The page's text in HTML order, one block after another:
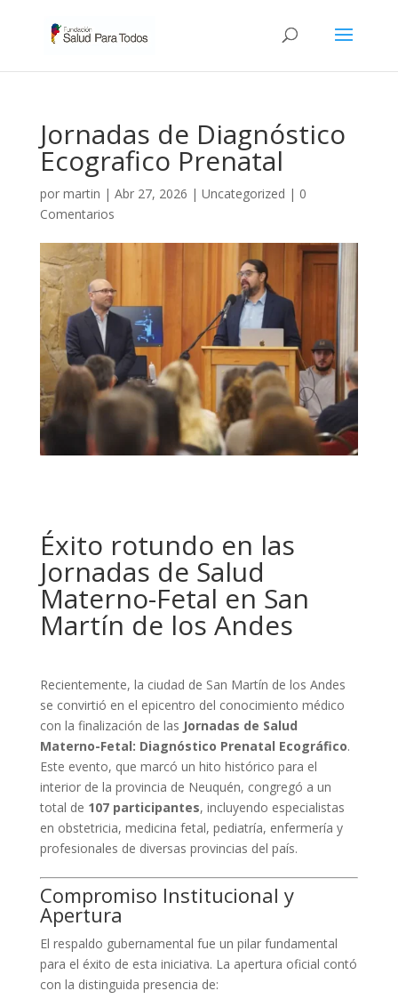
Jornadas de Diagnóstico
Ecografico Prenatal
por martin | Abr 27, 2026 | Uncategorized | 0
Comentarios
Éxito rotundo en las
Jornadas de Salud
Materno-Fetal en San
Martín de los Andes
Recientemente, la ciudad de San Martín de los Andes
se convirtió en el epicentro del conocimiento médico
con la finalización de las Jornadas de Salud
Materno-Fetal: Diagnóstico Prenatal Ecográfico.
Este evento, que marcó un hito histórico para el
interior de la provincia de Neuquén, congregó a un
total de 107 participantes, incluyendo especialistas
en obstetricia, medicina fetal, pediatría, enfermería y
profesionales de diversas provincias del país.
Compromiso Institucional y
Apertura
El respaldo gubernamental fue un pilar fundamental
para el éxito de esta iniciativa. La apertura oficial contó
con la distinguida presencia de: